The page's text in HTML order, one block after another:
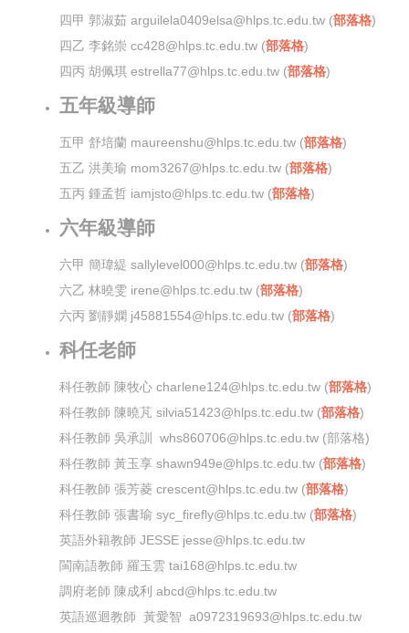
四甲 郭淑茹 arguilela0409elsa@hlps.tc.edu.tw (部落格)
四乙 李銘崇 cc428@hlps.tc.edu.tw (部落格)
四丙 胡佩琪 estrella77@hlps.tc.edu.tw (部落格)
五年級導師
五甲 舒培蘭 maureenshu@hlps.tc.edu.tw (部落格)
五乙 洪美瑜 mom3267@hlps.tc.edu.tw (部落格)
五丙 鍾孟哲 iamjsto@hlps.tc.edu.tw (部落格)
六年級導師
六甲 簡瑋緹 sallylevel000@hlps.tc.edu.tw (部落格)
六乙 林曉雯 irene@hlps.tc.edu.tw (部落格)
六丙 劉靜嫻 j45881554@hlps.tc.edu.tw (部落格)
科任老師
科任教師 陳牧心 charlene124@hlps.tc.edu.tw (部落格)
科任教師 陳曉芃 silvia51423@hlps.tc.edu.tw (部落格)
科任教師 吳承訓 whs860706@hlps.tc.edu.tw (部落格)
科任教師 黃玉享 shawn949e@hlps.tc.edu.tw (部落格)
科任教師 張芳菱 crescent@hlps.tc.edu.tw (部落格)
科任教師 張書瑜 syc_firefly@hlps.tc.edu.tw (部落格)
英語外籍教師 JESSE jesse@hlps.tc.edu.tw
閩南語教師 羅玉雲 tai168@hlps.tc.edu.tw
調府老師 陳成利 abcd@hlps.tc.edu.tw
英語巡迴教師 黃愛智 a0972319693@hlps.tc.edu.tw